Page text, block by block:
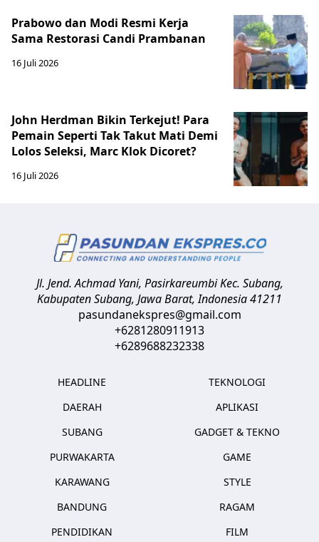
Prabowo dan Modi Resmi Kerja
Sama Restorasi Candi Prambanan
16 Juli 2026
John Herdman Bikin Terkejut! Para
Pemain Seperti Tak Takut Mati Demi
Lolos Seleksi, Marc Klok Dicoret?
16 Juli 2026
Jl. Jend. Achmad Yani, Pasirkareumbi Kec. Subang,
Kabupaten Subang, Jawa Barat,Indonesia41211
pasundanekspres@gmail.com
+6281280911913
+6289688232338
HEADLINE
DAERAH
SUBANG
PURWAKARTA
KARAWANG
BANDUNG
PENDIDIKAN
TEKNOLOGI
APLIKASI
GADGET & TEKNO
GAME
STYLE
RAGAM
FILM